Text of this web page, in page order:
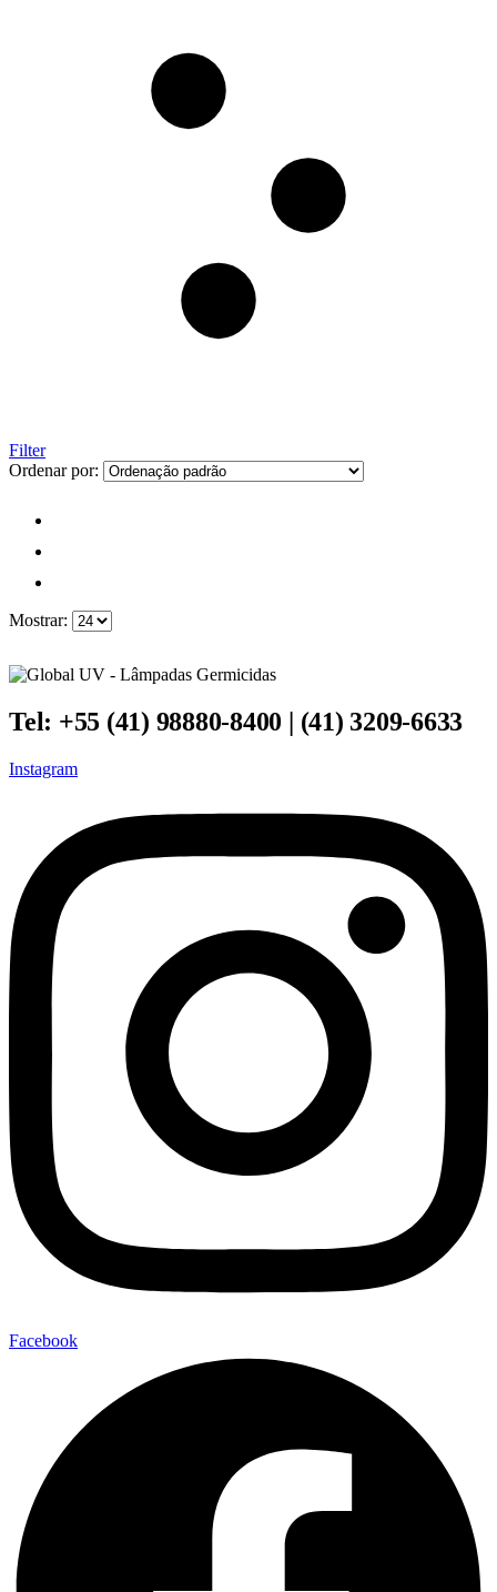
Filter
Ordenar por:
Mostrar:
Tel: +55 (41) 98880-8400 | (41) 3209-6633
Instagram
Facebook